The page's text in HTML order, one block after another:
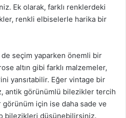
Ek olarak, farklı renklerdeki
renkli elbiselerle harika bir
seçim yaparken önemli bir
altın gibi farklı malzemeler,
yansıtabilir. Eğer vintage bir
antik görünümlü bilezikler tercih
için ise daha sade ve
bilezikleri düşünebilirsiniz.